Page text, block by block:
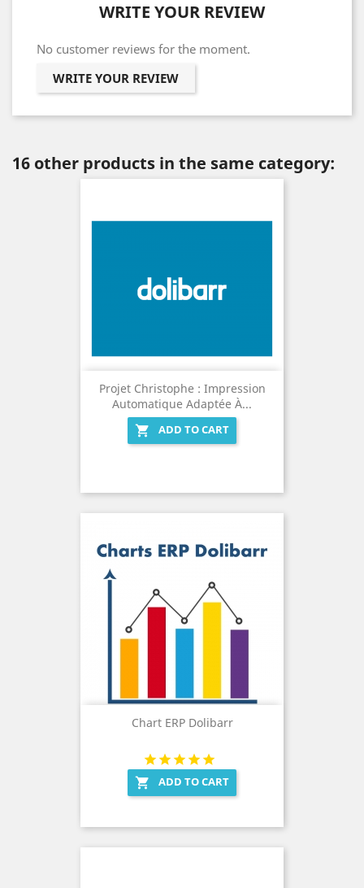
WRITE YOUR REVIEW
No customer reviews for the moment.
WRITE YOUR REVIEW
16 other products in the same category:
Projet Christophe : Impression
Automatique Adaptée À...

ADD TO CART
Chart ERP Dolibarr
 ADD TO CART